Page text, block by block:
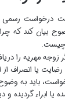
درخواست
بیان کند که
چیست.
زوجه مهریه را
یا انصراف از
باید به
یا ابراء گردیده و